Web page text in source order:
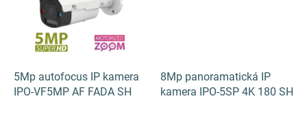
5Mp autofocus IP kamera
IPO-VF5MP AF FADA SH
8Mp panoramatická IP
kamera IPO-5SP 4K 180 SH